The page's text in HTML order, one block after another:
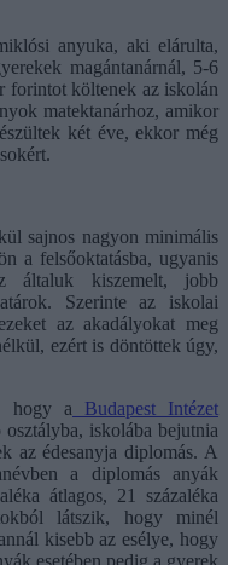
anyuka, aki elárulta,
magántanárnál, 5-6
forintot költenek az iskolán
matektanárhoz, amikor
két éve, ekkor még
sajnos nagyon minimális
a felsőoktatásba, ugyanis
általuk kiszemelt, jobb
Szerinte az iskolai
az akadályokat meg
ezért is döntöttek úgy,
hogy a Budapest Intézet
iskolába bejutnia
az édesanyja diplomás. A
a diplomás anyák
átlagos, 21 százaléka
látszik, hogy minél
kisebb az esélye, hogy
esetében pedig a gyerek